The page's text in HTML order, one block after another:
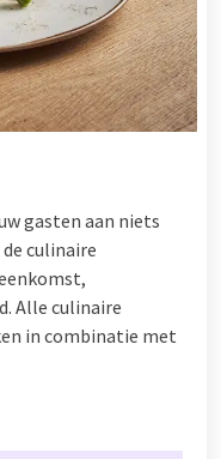
gasten aan niets
culinaire
Alle culinaire
in combinatie met